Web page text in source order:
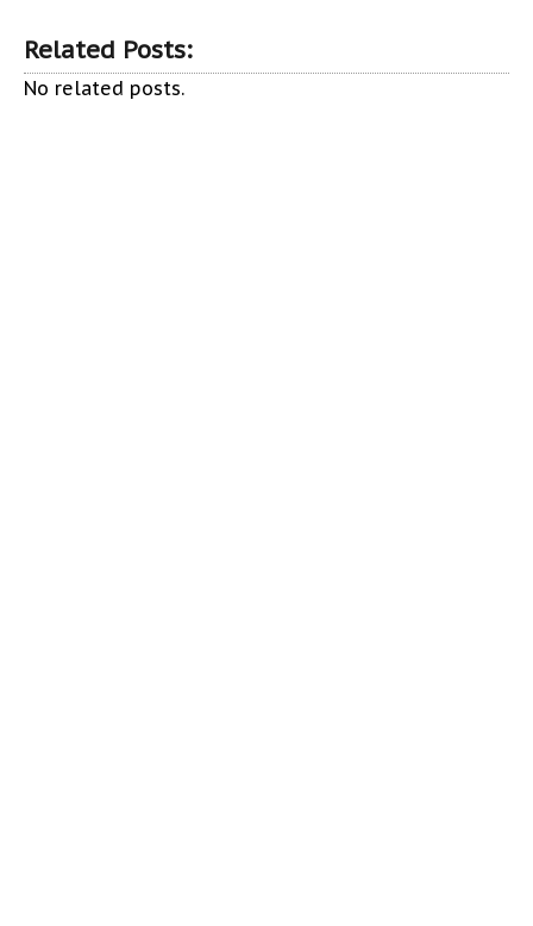
Related Posts:
No related posts.